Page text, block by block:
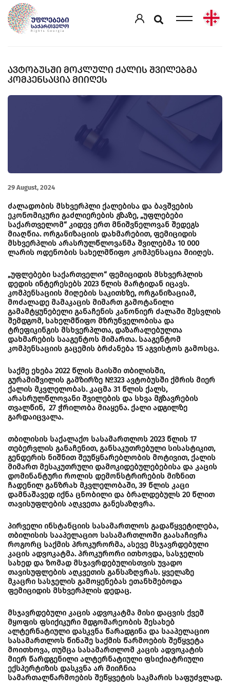
ᲐᲕᲢᲝᲑᲣᲡᲨᲘ ᲛᲝᲙᲚᲣᲚᲘ ᲥᲐᲚᲘᲡ ᲨᲕᲘᲚᲔᲑᲛᲐ
ᲙᲝᲛᲞᲔᲜᲡᲐᲪᲘᲐ ᲛᲘᲘᲦᲔᲡ
29 August, 2024
ძალადობის მსხვერპლი ქალებისა და ბავშვების
ეკონომიკური გაძლიერების გზაზე, „უფლებები
საქართველომ“ კიდევ ერთ მნიშვნელოვან შედეგს
მიაღწია. ორგანიზაციის დახმარებით, ფემიციდის
მსხვერპლის არასრულწლოვანმა შვილებმა 10 000
ლარის ოდენობის სახელმწიფო კომპენსაცია მიიღეს.
„უფლებები საქართველო“ ფემიციდის მსხვერპლის
დედის ინტერესებს 2023 წლის მარტიდან იცავს.
კომპენსაციის მიღების საკითხზე, ორგანიზაციამ,
მოძალადე მამაკაცის მიმართ გამოტანილი
გამამტყუნებელი განაჩენის კანონიერ ძალაში შესვლის
შემდგომ, სახელმწიფო მზრუნველობისა და
ტრეფიკინგის მსხვერპლთა, დაზარალებულთა
დახმარების სააგენტოს მიმართა. სააგენტომ
კომპენსაციის გაცემის ბრძანება 15 აგვისტოს გამოსცა.
საქმე ეხება 2022 წლის მაისში თბილისში,
გურამიშვილის გამზირზე №323 ავტობუსში ქმრის მიერ
ქალის მკვლელობას. კაცმა 31 წლის ქალს,
არასრულწლოვანი შვილების და სხვა მგზავრების
თვალწინ, 27 ჭრილობა მიაყენა. ქალი ადგილზე
გარდაიცვალა.
თბილისის საქალაქო სასამართლოს 2023 წლის 17
თებერვლის განაჩენით, განსაკუთრებული სისასტიკით,
გენდერის ნიშნით შეუწყნარებლობის მოტივით, ქალის
მიმართ მესაკუთრული დამოკიდებულებებისა და კაცის
დომინანტური როლის დემონსტრირების მიზნით
ჩადენილ განზრახ მკვლელობაში, 39 წლის კაცი
დამნაშავედ იქნა ცნობილი და ბრალდებულს 20 წლით
თავისუფლების აღკვეთა განესაზღვრა.
პირველი ინსტანციის სასამართლოს გადაწყვეტილება,
თბილისის სააპელაციო სასამართლოში გაასაჩივრა
როგორც საქმის პროკურორმა, ასევე მსჯავრდებული
კაცის ადვოკატმა. პროკურორი ითხოვდა, სასჯელის
სახედ და ზომად მსჯავრდებულისთვის უვადო
თავისუფლების აღკვეთის განსაზღვრას. ყველაზე
მკაცრი სასჯელის გამოყენებას ეთანხმებოდა
ფემიციდის მსხვერპლის დედაც.
მსჯავრდებული კაცის ადვოკატმა მისი დაცვის ქვეშ
მყოფის ფსიქიკური მდგომარეობის შესახებ
ალტერნატიული დასკვნა წარადგინა და სააპელაციო
სასამართლოს წინაშე საქმის წარმოების შეწყვეტა
მოითხოვა, თუმცა სასამართლომ კაცის ადვოკატის
მიერ წარდგენილი ალტერნატიული ფსიქიატრიული
ექსპერტიზის დასკვნა არ მიიჩნია
სამართალწარმოების შეწყვეტის საკმარის საფუძვლად.